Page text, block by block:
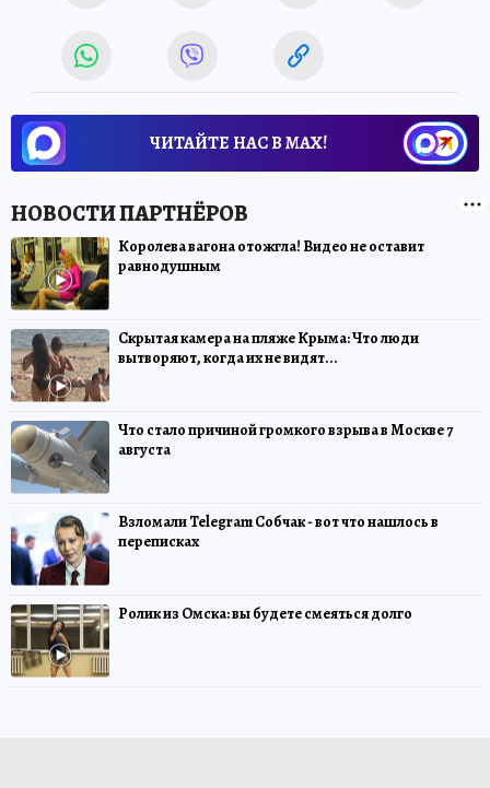
ЧИТАЙТЕ НАС В МАХ!
Королева вагона отожгла! Видео не оставит
равнодушным
Скрытая камера на пляже Крыма: Что люди
вытворяют, когда их не видят...
Что стало причиной громкого взрыва в Москве 7
августа
Взломали Telegram Собчак - вот что нашлось в
переписках
Ролик из Омска: вы будете смеяться долго